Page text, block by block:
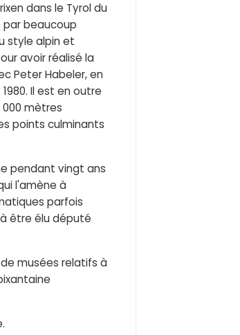
dans le Tyrol du
par beaucoup
style alpin et
avoir réalisé la
Peter Habeler, en
Il est en outre
mètres
points culminants
pendant vingt ans
l'amène à
parfois
être élu député
musées relatifs à